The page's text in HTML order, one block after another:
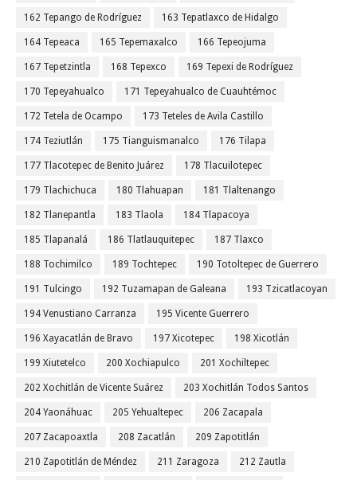
162 Tepango de Rodríguez 163 Tepatlaxco de Hidalgo
164 Tepeaca 165 Tepemaxalco 166 Tepeojuma
167 Tepetzintla 168 Tepexco 169 Tepexi de Rodríguez
170 Tepeyahualco 171 Tepeyahualco de Cuauhtémoc
172 Tetela de Ocampo 173 Teteles de Avila Castillo
174 Teziutlán 175 Tianguismanalco 176 Tilapa
177 Tlacotepec de Benito Juárez 178 Tlacuilotepec
179 Tlachichuca 180 Tlahuapan 181 Tlaltenango
182 Tlanepantla 183 Tlaola 184 Tlapacoya
185 Tlapanalá 186 Tlatlauquitepec 187 Tlaxco
188 Tochimilco 189 Tochtepec 190 Totoltepec de Guerrero
191 Tulcingo 192 Tuzamapan de Galeana 193 Tzicatlacoyan
194 Venustiano Carranza 195 Vicente Guerrero
196 Xayacatlán de Bravo 197 Xicotepec 198 Xicotlán
199 Xiutetelco 200 Xochiapulco 201 Xochiltepec
202 Xochitlán de Vicente Suárez 203 Xochitlán Todos Santos
204 Yaonáhuac 205 Yehualtepec 206 Zacapala
207 Zacapoaxtla 208 Zacatlán 209 Zapotitlán
210 Zapotitlán de Méndez 211 Zaragoza 212 Zautla